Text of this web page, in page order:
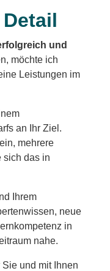
und
möchte ich
Leistungen im
an Ihr Ziel.
mehrere
sich das in
Ihrem
neue
in
nahe.
und mit Ihnen